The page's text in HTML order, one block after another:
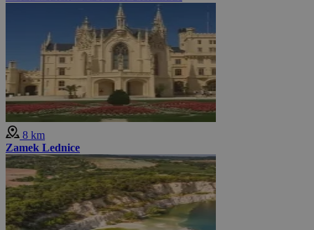
8 km
Zamek Lednice